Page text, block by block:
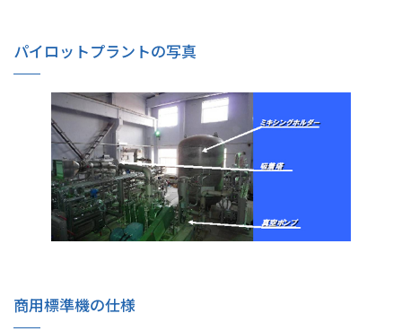
パイロットプラントの写真
商用標準機の仕様